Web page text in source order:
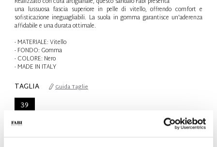
una lussuosa fascia superiore in pelle di vitello, offrendo comfort e
sofisticazione ineguagliabili. La suola in gomma garantisce un'aderenza
affidabile e una durata ottimale.
- MATERIALE: Vitello
- FONDO: Gomma
- COLORE: Nero
- MADE IN ITALY
TAGLIA Guida Taglie
39
Solo 1 Unità disponibile
QTÀ